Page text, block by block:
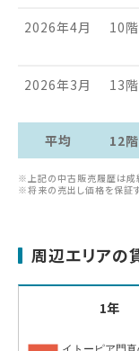
2026年4月 10階
2026年3月 13階
平均
12階
※上記の中古販売履歴は成
※将来の売出し価格を保証
周辺エリアの
1年